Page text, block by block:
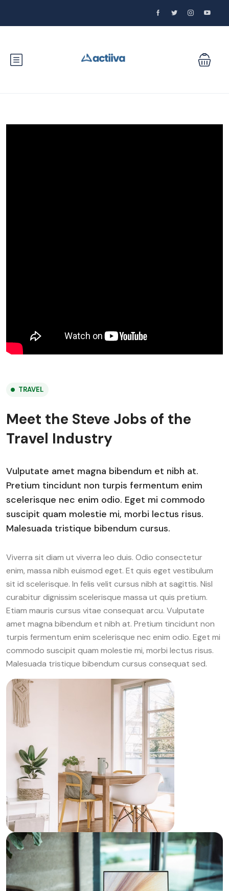
TRAVEL
Meet the Steve Jobs of the
Travel Industry
Vulputate amet magna bibendum et nibh at.
Pretium tincidunt non turpis fermentum enim
scelerisque nec enim odio. Eget mi commodo
suscipit quam molestie mi, morbi lectus risus.
Malesuada tristique bibendum cursus.
Viverra sit diam ut viverra leo duis. Odio consectetur
enim, massa nibh euismod eget. Et quis eget vestibulum
sit id scelerisque. In felis velit cursus nibh at sagittis. Nisl
curabitur dignissim scelerisque massa ut quis pretium.
Etiam mauris cursus vitae consequat arcu. Vulputate
amet magna bibendum et nibh at. Pretium tincidunt non
turpis fermentum enim scelerisque nec enim odio. Eget mi
commodo suscipit quam molestie mi, morbi lectus risus.
Malesuada tristique bibendum cursus consequat sed.